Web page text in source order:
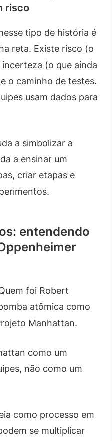
risco
tipo de história é
reta. Existe risco (o
(o que ainda
o caminho de testes.
usam dados para
a simbolizar a
a ensinar um
criar etapas e
entendendo
foi Robert
atômica como
Manhattan.
como um
não como um
como processo em
se multiplicar